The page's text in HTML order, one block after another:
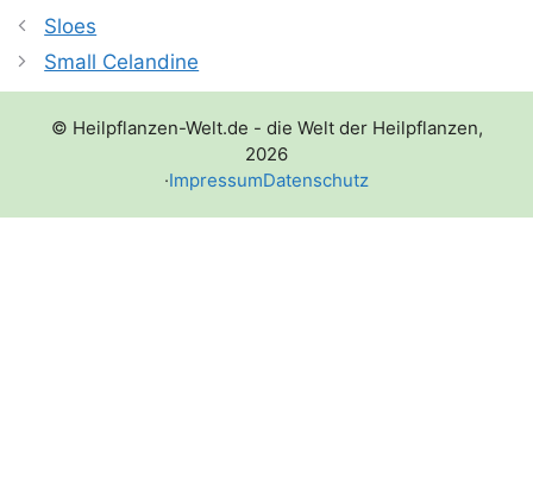
Sloes
Small Celandine
© Heilpflanzen-Welt.de - die Welt der Heilpflanzen,
2026
·ImpressumDatenschutz